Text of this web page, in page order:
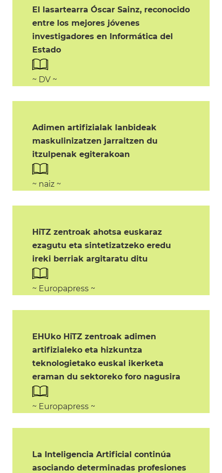
El lasartearra Óscar Sainz, reconocido
entre los mejores jóvenes
investigadores en Informática del
Estado
~ DV ~
Adimen artifizialak lanbideak
maskulinizatzen jarraitzen du
itzulpenak egiterakoan
~ naiz ~
HiTZ zentroak ahotsa euskaraz
ezagutu eta sintetizatzeko eredu
ireki berriak argitaratu ditu
~ Europapress ~
EHUko HiTZ zentroak adimen
artifizialeko eta hizkuntza
teknologietako euskal ikerketa
eraman du sektoreko foro nagusira
~ Europapress ~
La Inteligencia Artificial continúa
asociando determinadas profesiones